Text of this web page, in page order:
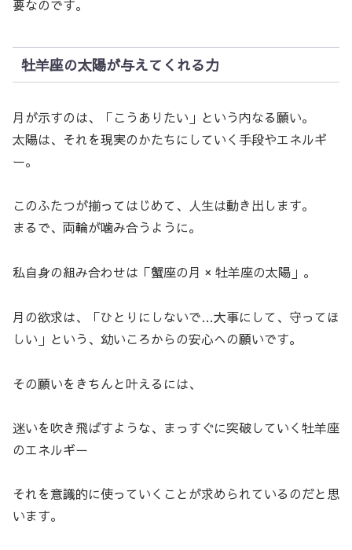
要なのです。
牡羊座の太陽が与えてくれる力
月が示すのは、「こうありたい」という内なる願い。
太陽は、それを現実のかたちにしていく手段やエネルギ
ー。
このふたつが揃ってはじめて、人生は動き出します。
まるで、両輪が噛み合うように。
私自身の組み合わせは「蟹座の月 × 牡羊座の太陽」。
月の欲求は、「ひとりにしないで…大事にして、守ってほ
しい」という、幼いころからの安心への願いです。
その願いをきちんと叶えるには、
迷いを吹き飛ばすような、まっすぐに突破していく牡羊座
のエネルギー
それを意識的に使っていくことが求められているのだと思
います。